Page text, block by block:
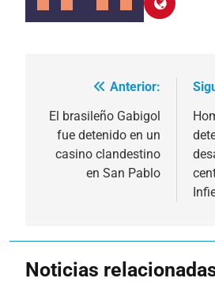
Navegación
de
entradas
Anterior:
El brasileño Gabigol
fue detenido en un
casino clandestino
en San Pablo
Noticias